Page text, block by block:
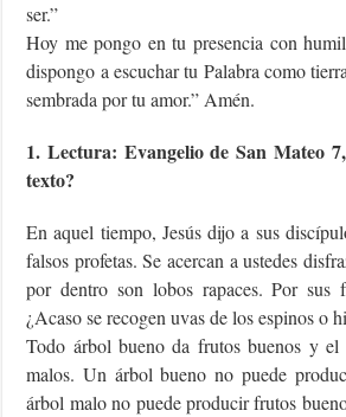
ser.”
Hoy me pongo en tu presencia con
dispongo a escuchar tu Palabra como
sembrada por tu amor.” Amén.
1. Lectura: Evangelio de San Mateo
texto?
En aquel tiempo, Jesús dijo a sus
falsos profetas. Se acercan a ustedes
por dentro son lobos rapaces. Por sus
¿Acaso se recogen uvas de los espinos o
Todo árbol bueno da frutos buenos y
malos. Un árbol bueno no puede
árbol malo no puede producir frutos